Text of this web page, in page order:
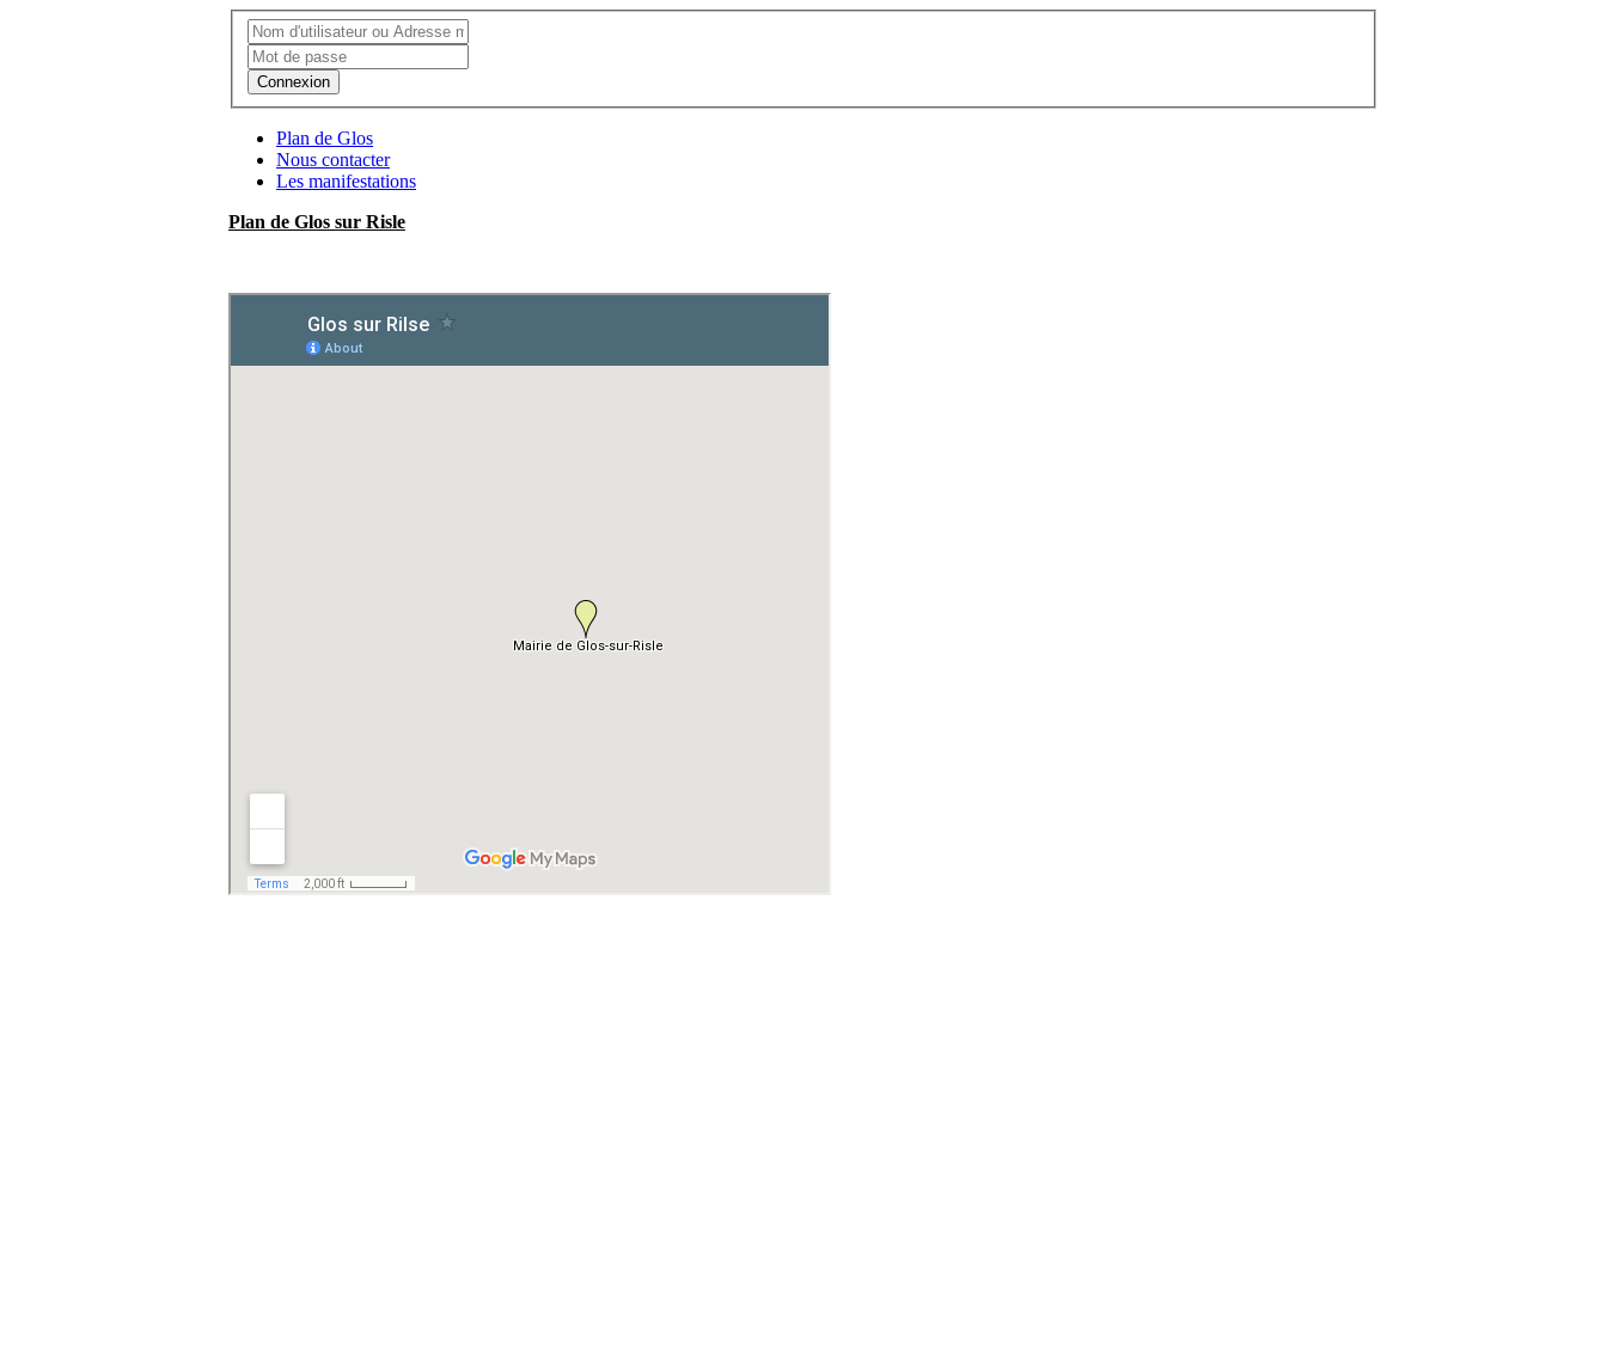
Connexion
Plan de Glos
Nous contacter
Les manifestations
Plan de Glos sur Risle